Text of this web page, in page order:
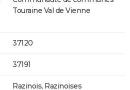
Touraine Val de Vienne
37120
37191
Razinois, Razinoises